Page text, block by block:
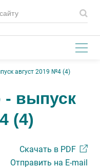
август 2019 №4 (4)
- выпуск
(4)
Скачать в PDF
Отправить на E-mail